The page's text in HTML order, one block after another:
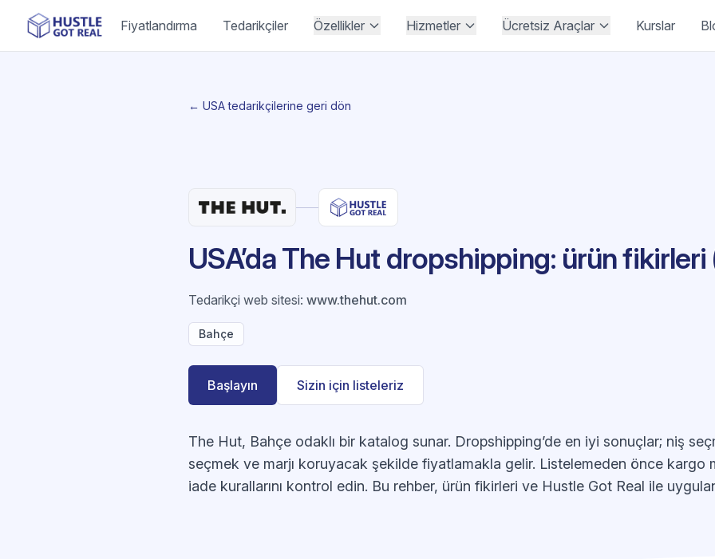
Fiyatlandırma Tedarikçiler Özellikler Hizmetler Ücretsiz Araçlar Kurslar
← USA tedarikçilerine geri dön
USA’da The Hut dropshipping: ürün fikirleri
Tedarikçi web sitesi: www.thehut.com
Bahçe
Başlayın Sizin için listeleriz
The Hut, Bahçe odaklı bir katalog sunar. Dropshipping’de en iyi sonuçlar; niş
seçmek ve marjı koruyacak şekilde fiyatlamakla gelir. Listelemeden önce kargo
iade kurallarını kontrol edin. Bu rehber, ürün fikirleri ve Hustle Got Real ile